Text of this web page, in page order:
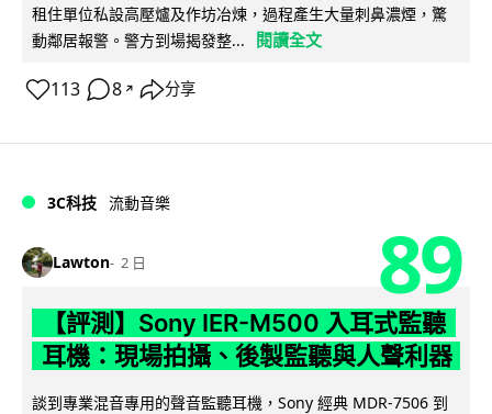
租住單位私設高壓爐及作坊冶煉，過程產生大量刺鼻濃煙，驚
動鄰居報警。警方到場揭發整...
閱讀全文
113 8 ↗ 分享
3C科技 流動音樂
Lawton 2 日 89
【評測】Sony IER-M500 入耳式監聽
耳機：現場拍攝、後製監聽與人聲利器
談到專業混音專用的聲音監聽耳機，Sony 經典 MDR-7506 到